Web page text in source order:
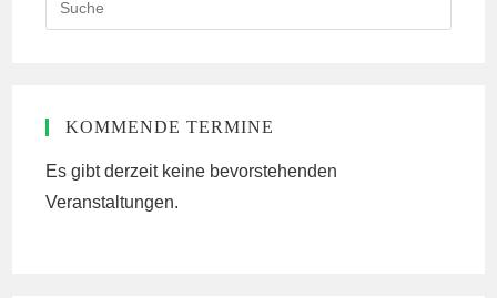
this
KOMMENDE TERMINE
Es gibt derzeit keine bevorstehenden
Veranstaltungen.